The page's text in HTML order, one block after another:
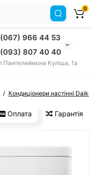
966 44 53
807 40 40
Пантелеймона Куліша, 1а
0
Кондиціонери настінні Daikin
Оплата Гарантія